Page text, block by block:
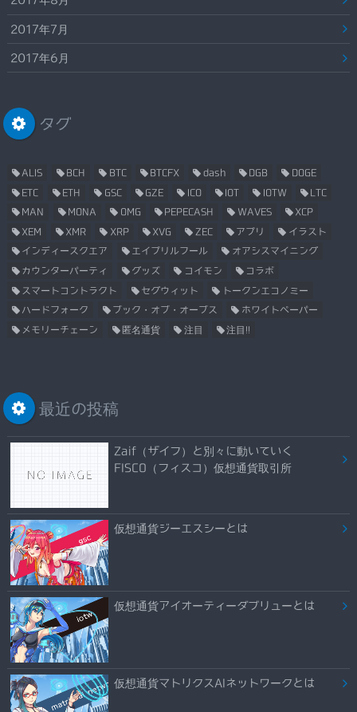
2017年7月
2017年6月
タグ
ALIS BCH BTC BTCFX dash DGB DOGE
ETC ETH GSC GZE ICO IOT IOTW LTC
MAN MONA OMG PEPECASH WAVES XCP
XEM XMR XRP XVG ZEC アプリ イラスト
インディースクエア エイプリルフール オアシスマイニング
カウンターパーティ グッズ コイモン コラボ
スマートコントラクト セグウィット トークンエコノミー
ハードフォーク ブック・オブ・オーブス ホワイトペーパー
メモリーチェーン 匿名通貨 注目 注目!!
最近の投稿
Zaif（ザイフ）と別々に動いていく
FISCO（フィスコ）仮想通貨取引所
仮想通貨ジーエスシーとは
仮想通貨アイオーティーダブリューとは
仮想通貨マトリクスAIネットワークとは